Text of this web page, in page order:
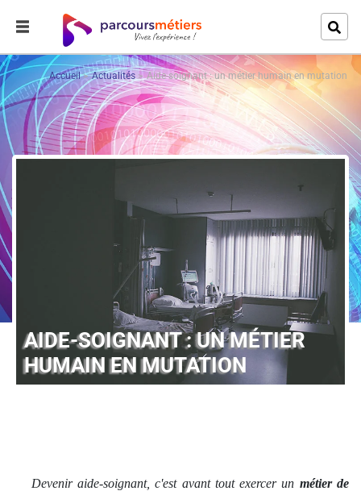
Accueil Actualités Aide-soignant : un métier humain en mutation
AIDE-SOIGNANT : UN MÉTIER
HUMAIN EN MUTATION
Devenir aide-soignant, c'est avant tout exercer un métier de